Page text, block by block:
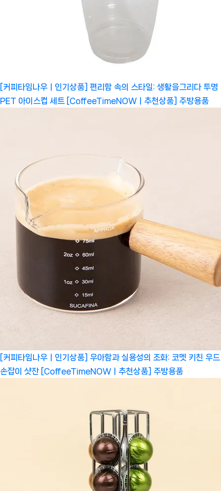
[커피타임나우ㅣ인기상품] 편리함 속의 스타일: 생활을그리다 투명
PET 아이스컵 세트 [CoffeeTimeNOWㅣ추천상품] 주방용품
[커피타임나우ㅣ인기상품] 우아함과 실용성의 조화: 코멧 키친 우드
손잡이 샷잔 [CoffeeTimeNOWㅣ추천상품] 주방용품